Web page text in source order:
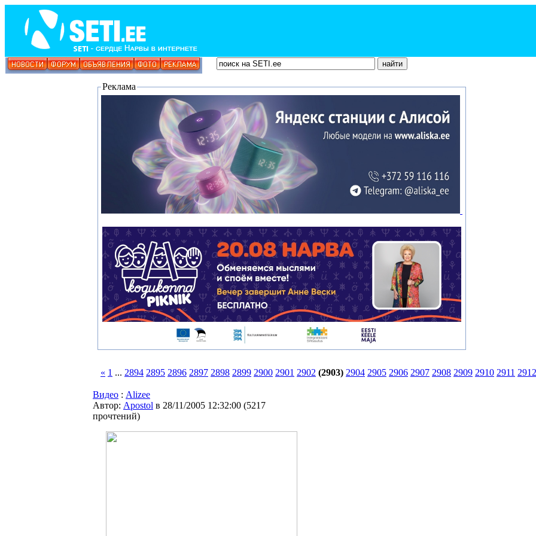
Реклама
« 1 ... 2894 2895 2896 2897 2898 2899 2900 2901 2902 (2903) 2904 2905 2906 2907 2908 2909 2910 2911 2912
Видео : Alizee
Автор: Apostol в 28/11/2005 12:32:00 (5217
прочтений)